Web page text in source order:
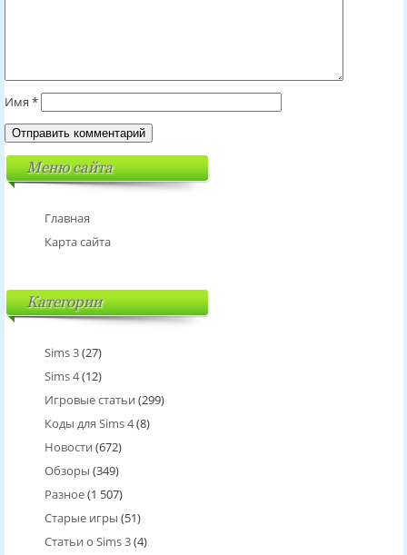
Имя *
Меню сайта
Главная
Карта сайта
Категории
Sims 3(27)
Sims 4(12)
Игровые статьи (299)
Коды для Sims 4(8)
Новости (672)
Обзоры (349)
Разное(1 507)
Старые игры (51)
Статьи о Sims 3(4)